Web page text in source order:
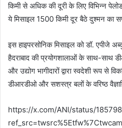
किमी से अधिक की दूरी के लिए विभिन्न
ये मिसाइल 1500 किमी दूर बैठे दुश्मन का
इस हाइपरसोनिक मिसाइल को डॉ. एपीजे
हैदराबाद की प्रयोगशालाओं के साथ-साथ
और उद्योग भागीदारों द्वारा स्वदेशी रूप से
डीआरडीओ और सशस्त्र बलों के वरिष्ठ
https://x.com/ANI/status/